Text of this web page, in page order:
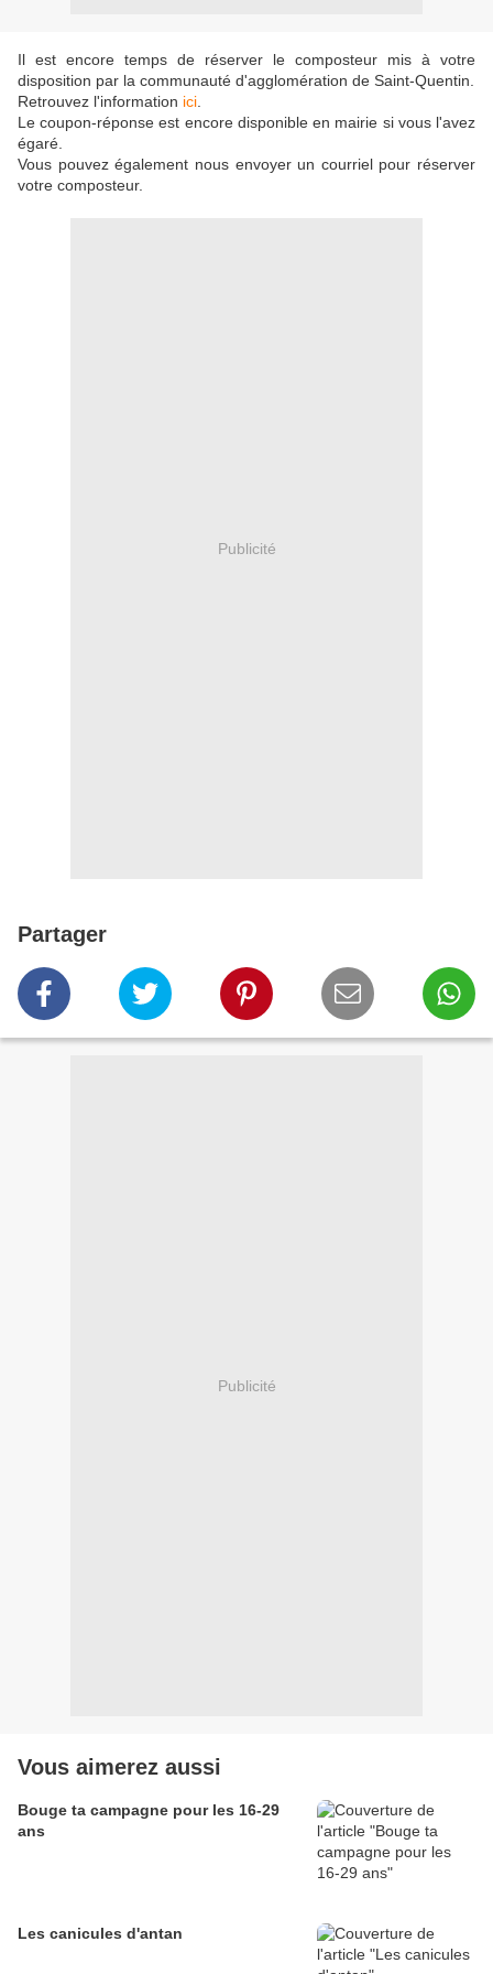
Il est encore temps de réserver le composteur mis à votre
disposition par la communauté d'agglomération de Saint-Quentin.
Retrouvez l'information ici
Le coupon-réponse est encore disponible en mairie si vous l'avez
égaré.
Vous pouvez également nous envoyer un courriel pour réserver
votre composteur.
Publicité
Partager
Publicité
Vous aimerez aussi
Bouge ta campagne pour les 16-29
ans
Les canicules d'antan